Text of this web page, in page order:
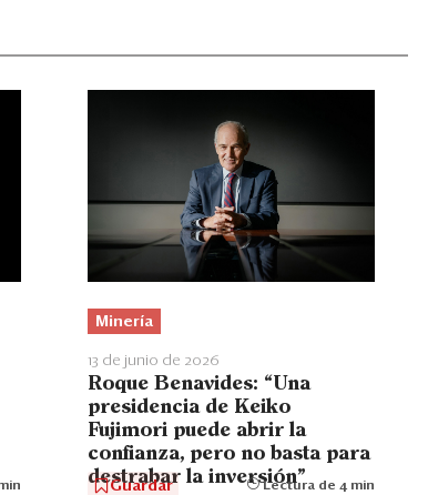
Minería
13 de junio de 2026
Roque Benavides: “Una
presidencia de Keiko
Fujimori puede abrir la
confianza, pero no basta para
destrabar la inversión”
Guardar Lectura de 4 min